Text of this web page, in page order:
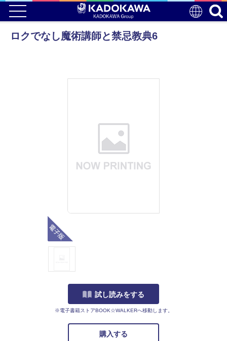
ロクでなし魔術講師と禁忌教典6
試し読みをする
※電子書籍ストアBOOK☆WALKERへ移動します。
購入する